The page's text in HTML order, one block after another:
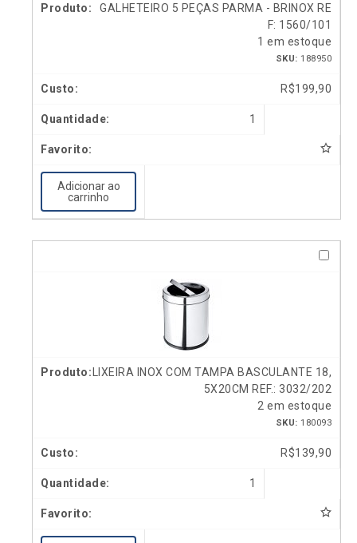
GALHETEIRO 5 PEÇAS PARMA - BRINOX RE
F: 1560/101
1 em estoque
SKU: 188950
R$199,90
1
Adicionar ao
carrinho
LIXEIRA INOX COM TAMPA BASCULANTE 18,
5X20CM REF.: 3032/202
2 em estoque
SKU: 180093
R$139,90
1